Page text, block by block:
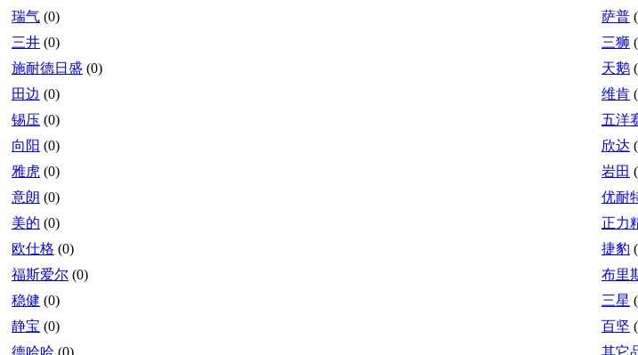
瑞气 (0) 萨普
三井 (0) 三狮
施耐德日盛 (0) 天鹅
田边 (0) 维肯
锡压 (0) 五洋
向阳 (0) 欣达
雅虎 (0) 岩田
意朗 (0) 优耐
美的 (0) 正力
欧仕格 (0) 捷豹
福斯爱尔 (0) 布里
稳健 (0) 三星
静宝 (0) 百坚